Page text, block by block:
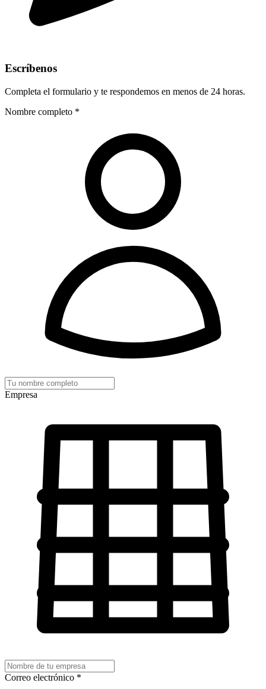
Escríbenos
Completa el formulario y te respondemos en menos de 24 horas.
Nombre completo *
Empresa
Correo electrónico *